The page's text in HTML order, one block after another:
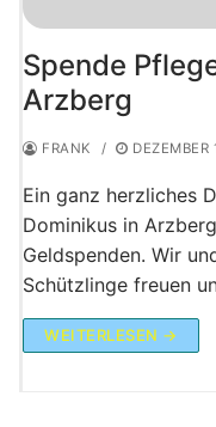
Spende
Arzberg
FRANK / DEZEMBER
Ein ganz herzliches
Dominikus in
Geldspenden. Wir
Schützlinge freuen
WEITERLESEN →